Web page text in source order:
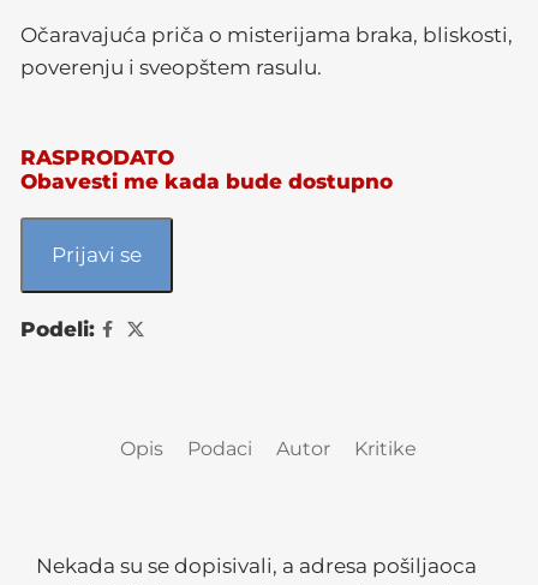
Očaravajuća priča o misterijama braka, bliskosti,
poverenju i sveopštem rasulu.
RASPRODATO
Obavesti me kada bude dostupno
Podeli:
Opis Podaci Autor Kritike
Nekada su se dopisivali, a adresa pošiljaoca